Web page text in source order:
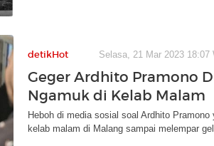
detikHot Selasa, 21 Mar 2023 18:07
Geger Ardhito Pramono
Ngamuk di Kelab Malam
Heboh di media sosial soal Ardhito
kelab malam di Malang sampai melempar